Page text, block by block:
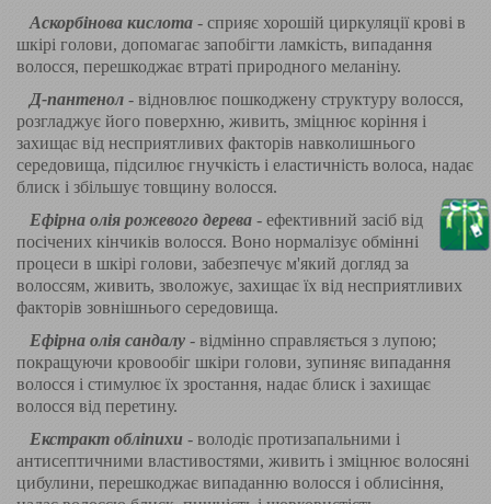
Аскорбінова кислота - сприяє хорошій циркуляції крові в
шкірі голови, допомагає запобігти ламкість, випадання
волосся, перешкоджає втраті природного меланіну.
Д-пантенол - відновлює пошкоджену структуру волосся,
розгладжує його поверхню, живить, зміцнює коріння і
захищає від несприятливих факторів навколишнього
середовища, підсилює гнучкість і еластичність волоса, надає
блиск і збільшує товщину волосся.
Ефірна олія рожевого дерева - ефективний засіб від
посічених кінчиків волосся. Воно нормалізує обмінні
процеси в шкірі голови, забезпечує м'який догляд за
волоссям, живить, зволожує, захищає їх від несприятливих
факторів зовнішнього середовища.
Ефірна олія сандалу - відмінно справляється з лупою;
покращуючи кровообіг шкіри голови, зупиняє випадання
волосся і стимулює їх зростання, надає блиск і захищає
волосся від перетину.
Екстракт обліпихи - володіє протизапальними і
антисептичними властивостями, живить і зміцнює волосяні
цибулини, перешкоджає випаданню волосся і облисіння,